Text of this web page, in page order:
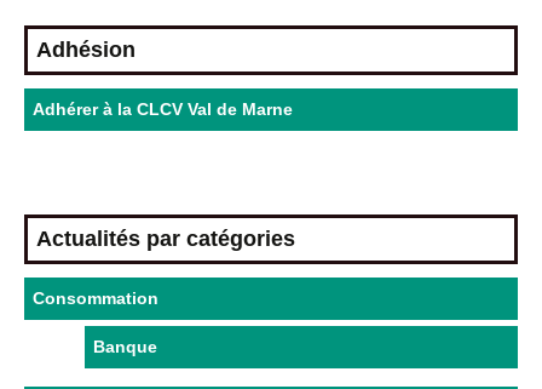
Adhésion
Adhérer à la CLCV Val de Marne
Actualités par catégories
Consommation
Banque